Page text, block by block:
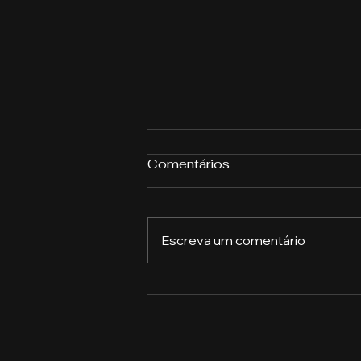
Comentários
Escreva um comentário